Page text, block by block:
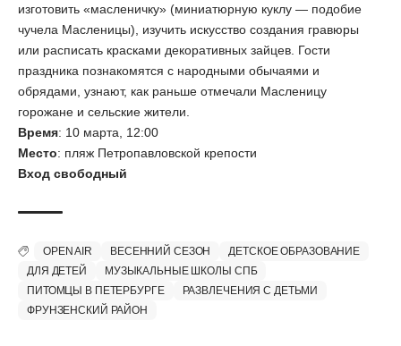
изготовить «масленичку» (миниатюрную куклу — подобие
чучела Масленицы), изучить искусство создания гравюры
или расписать красками декоративных зайцев. Гости
праздника познакомятся с народными обычаями и
обрядами, узнают, как раньше отмечали Масленицу
горожане и сельские жители.
Время: 10 марта, 12:00
Место: пляж Петропавловской крепости
Вход свободный
OPEN AIR ВЕСЕННИЙ СЕЗОН
ДЕТСКОЕ ОБРАЗОВАНИЕ
ДЛЯ ДЕТЕЙ
МУЗЫКАЛЬНЫЕ ШКОЛЫ СПБ
ПИТОМЦЫ В ПЕТЕРБУРГЕ
РАЗВЛЕЧЕНИЯ С ДЕТЬМИ
ФРУНЗЕНСКИЙ РАЙОН